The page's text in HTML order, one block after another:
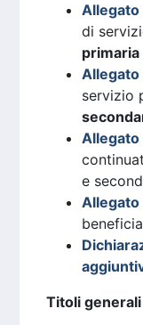
Allegato
di
primaria
Allegato
servizio
Allegato
e
Allegato
Titoli